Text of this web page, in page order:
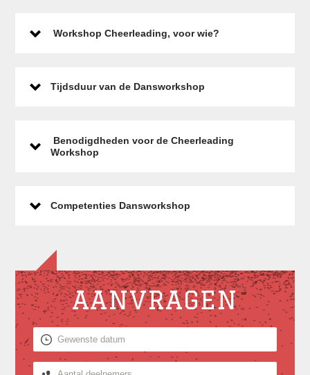
Workshop Cheerleading, voor wie?
Tijdsduur van de Dansworkshop
Benodigdheden voor de Cheerleading
Workshop
Competenties Dansworkshop
AANVRAGEN